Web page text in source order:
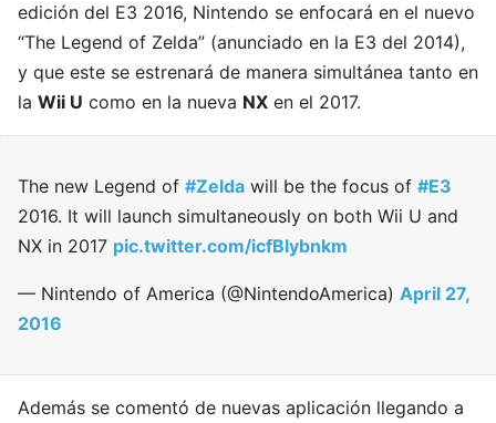
edición del E3 2016, Nintendo se enfocará en el nuevo
“The Legend of Zelda” (anunciado en la E3 del 2014),
y que este se estrenará de manera simultánea tanto en
la Wii U como en la nueva NX en el 2017.
The new Legend of #Zelda will be the focus of #E3
2016. It will launch simultaneously on both Wii U and
NX in 2017 pic.twitter.com/icfBlybnkm
— Nintendo of America (@NintendoAmerica) April 27,
2016
Además se comentó de nuevas aplicación llegando a